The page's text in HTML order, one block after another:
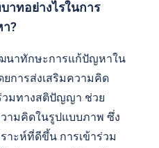
าทอย่างไรในการ
?
นาทักษะการแก้ปัญหาใน
การส่งเสริมความคิด
วมทางสติปัญญา ช่วย
ามคิดในรูปแบบภาพ ซึ่ง
าะห์ที่ดีขึ้น การเข้าร่วม